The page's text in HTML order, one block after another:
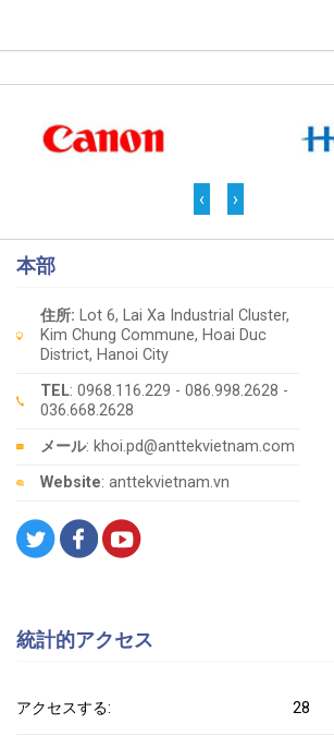
‹ ›
本部
住所: Lot 6, Lai Xa Industrial Cluster,
Kim Chung Commune, Hoai Duc
District, Hanoi City
TEL: 0968.116.229 - 086.998.2628 -
036.668.2628
メール: khoi.pd@anttekvietnam.com
Website: anttekvietnam.vn
統計的アクセス
アクセスする: 28